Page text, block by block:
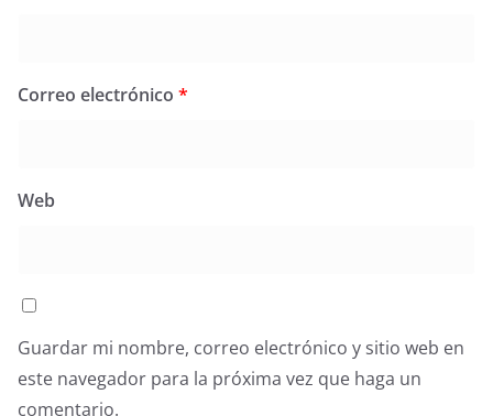
Correo electrónico *
Web
Guardar mi nombre, correo electrónico y sitio web en
este navegador para la próxima vez que haga un
comentario.